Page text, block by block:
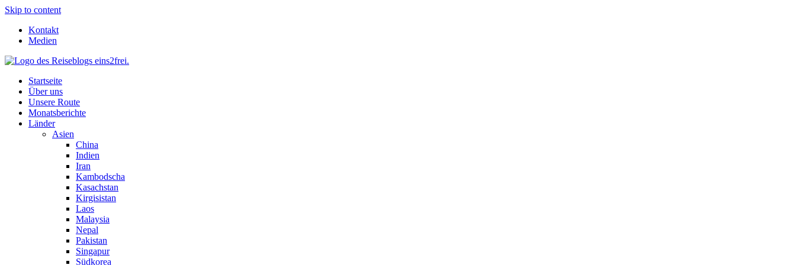
Skip to content
Kontakt
Medien
Startseite
Über uns
Unsere Route
Monatsberichte
Länder
Asien
China
Indien
Iran
Kambodscha
Kasachstan
Kirgisistan
Laos
Malaysia
Nepal
Pakistan
Singapur
Südkorea